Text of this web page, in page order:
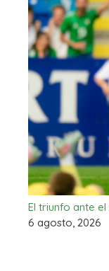
El triunfo ante
6 agosto, 2026